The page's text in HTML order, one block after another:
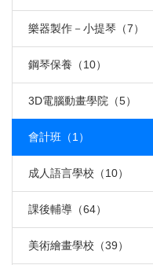
樂器製作－小提琴（7）
鋼琴保養（10）
3D電腦動畫學院（5）
會計班（1）
成人語言學校（10）
課後輔導（64）
美術繪畫學校（39）